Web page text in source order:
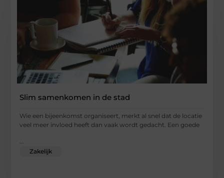
Slim samenkomen in de stad
Wie een bijeenkomst organiseert, merkt al snel dat de locatie
veel meer invloed heeft dan vaak wordt gedacht. Een goede
Zakelijk